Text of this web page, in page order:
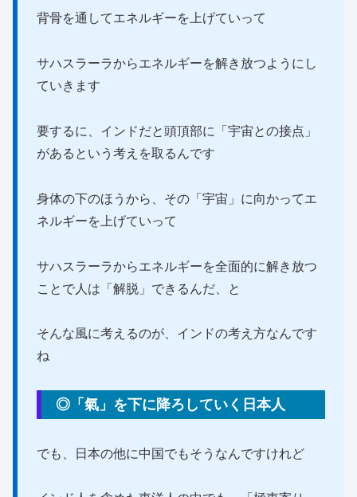
背骨を通してエネルギーを上げていって
サハスラーラからエネルギーを解き放つようにし
ていきます
要するに、インドだと頭頂部に「宇宙との接点」
があるという考えを取るんです
身体の下のほうから、その「宇宙」に向かってエ
ネルギーを上げていって
サハスラーラからエネルギーを全面的に解き放つ
ことで人は「解脱」できるんだ、と
そんな風に考えるのが、インドの考え方なんです
ね
◎「氣」を下に降ろしていく日本人
でも、日本の他に中国でもそうなんですけれど